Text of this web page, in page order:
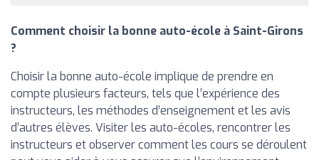
Comment choisir la bonne auto-école à Saint-Girons
?
Choisir la bonne auto-école implique de prendre en
compte plusieurs facteurs, tels que l’expérience des
instructeurs, les méthodes d’enseignement et les avis
d’autres élèves. Visiter les auto-écoles, rencontrer les
instructeurs et observer comment les cours se déroulent